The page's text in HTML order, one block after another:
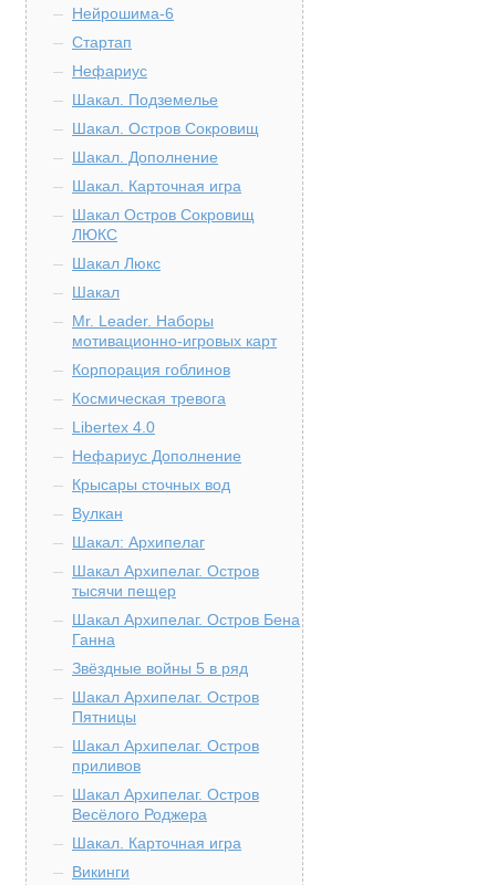
Нейрошима-6
Стартап
Нефариус
Шакал. Подземелье
Шакал. Остров Сокровищ
Шакал. Дополнение
Шакал. Карточная игра
Шакал Остров Сокровищ
ЛЮКС
Шакал Люкс
Шакал
Mr. Leader. Наборы
мотивационно-игровых карт
Корпорация гоблинов
Космическая тревога
Libertex 4.0
Нефариус Дополнение
Крысары сточных вод
Вулкан
Шакал: Архипелаг
Шакал Архипелаг. Остров
тысячи пещер
Шакал Архипелаг. Остров Бена
Ганна
Звёздные войны 5 в ряд
Шакал Архипелаг. Остров
Пятницы
Шакал Архипелаг. Остров
приливов
Шакал Архипелаг. Остров
Весёлого Роджера
Шакал. Карточная игра
Викинги